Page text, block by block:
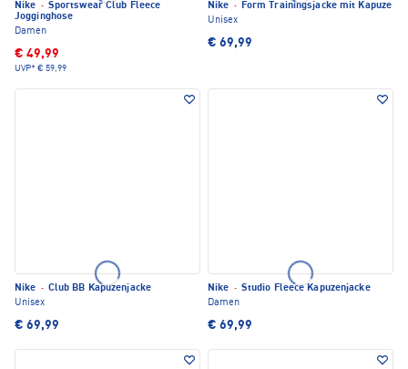
Nike · Sportswear Club Fleece
Jogginghose
Damen
€ 49,99
UVP* € 59,99
Nike · Form Trainingsjacke mit Kapuze
Unisex
€ 69,99
Nike · Club BB Kapuzenjacke
Unisex
€ 69,99
Nike · Studio Fleece Kapuzenjacke
Damen
€ 69,99